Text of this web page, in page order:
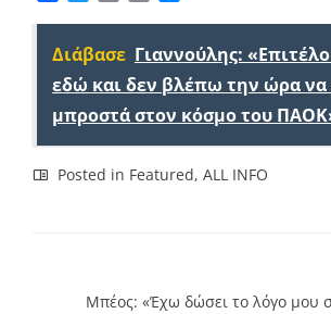
Διάβασε Γιαννούλης:
εδώ και δεν βλέπω την ώρα να
μπροστά στον κόσμο του
Posted in Featured, ALL INFO
Μπέος: «Έχω δώσει το λόγο μου